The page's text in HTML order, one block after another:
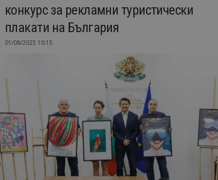
конкурс за рекламни туристически
плакати на България
01/08/2025 10:15